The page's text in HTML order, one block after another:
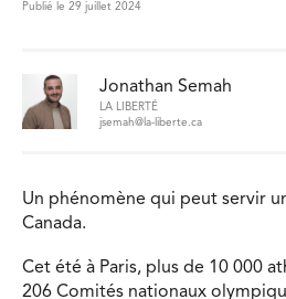
Publié le 29 juillet 2024
Jonathan Semah
LA LIBERTÉ
jsemah@la-liberte.ca
Un phénomène qui peut servir
Canada.
Cet été à Paris, plus de 10 000
206 Comités nationaux